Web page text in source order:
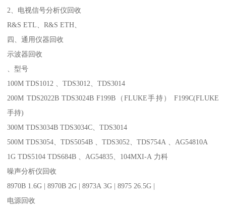
2、电视信号分析仪回收
R&S ETL、R&S ETH、
四、通用仪器回收
示波器回收
、型号
100M TDS1012 、TDS3012、TDS3014
200M TDS2022B TDS3024B F199B（FLUKE手持） F199C(FLUKE
手持)
300M TDS3034B TDS3034C、TDS3014
500M TDS3054、TDS5054B 、TDS3052、TDS754A 、AG54810A
1G TDS5104 TDS684B 、AG54835、104MXI-A 力科
噪声分析仪回收
8970B 1.6G | 8970B 2G | 8973A 3G | 8975 26.5G |
电源回收